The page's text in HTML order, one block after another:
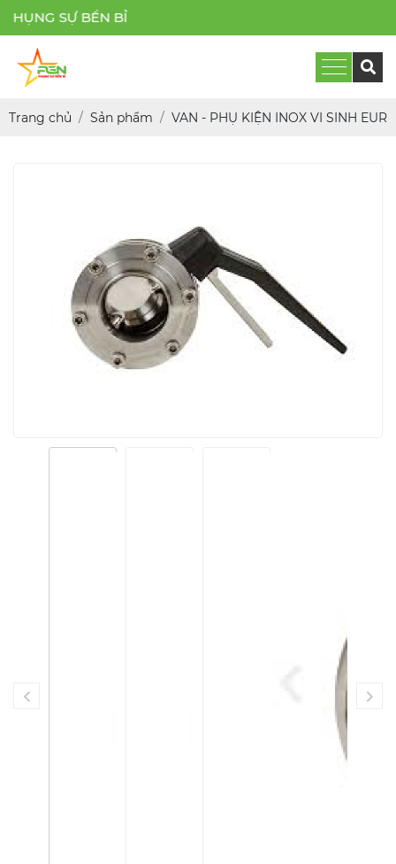
Trang chủ Sản phẩm VAN - PHỤ KIỆN INOX VI SINH